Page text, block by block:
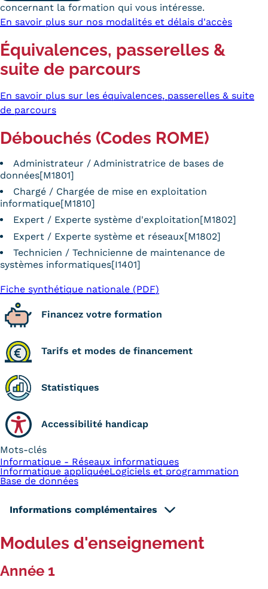
concernant la formation qui vous intéresse.
En savoir plus sur nos modalités et délais d'accès
Équivalences, passerelles &
suite de parcours
En savoir plus sur les équivalences, passerelles & suite
de parcours
Débouchés (Codes ROME)
Administrateur / Administratrice de bases de
données[M1801]
Chargé / Chargée de mise en exploitation
informatique[M1810]
Expert / Experte système d'exploitation[M1802]
Expert / Experte système et réseaux[M1802]
Technicien / Technicienne de maintenance de
systèmes informatiques[I1401]
Fiche synthétique nationale (PDF)
Financez votre formation
Tarifs et modes de financement
Statistiques
Accessibilité handicap
Mots-clés
Informatique - Réseaux informatiques
Informatique appliquéeLogiciels et programmation
Base de données
Informations complémentaires
Modules d'enseignement
Année 1